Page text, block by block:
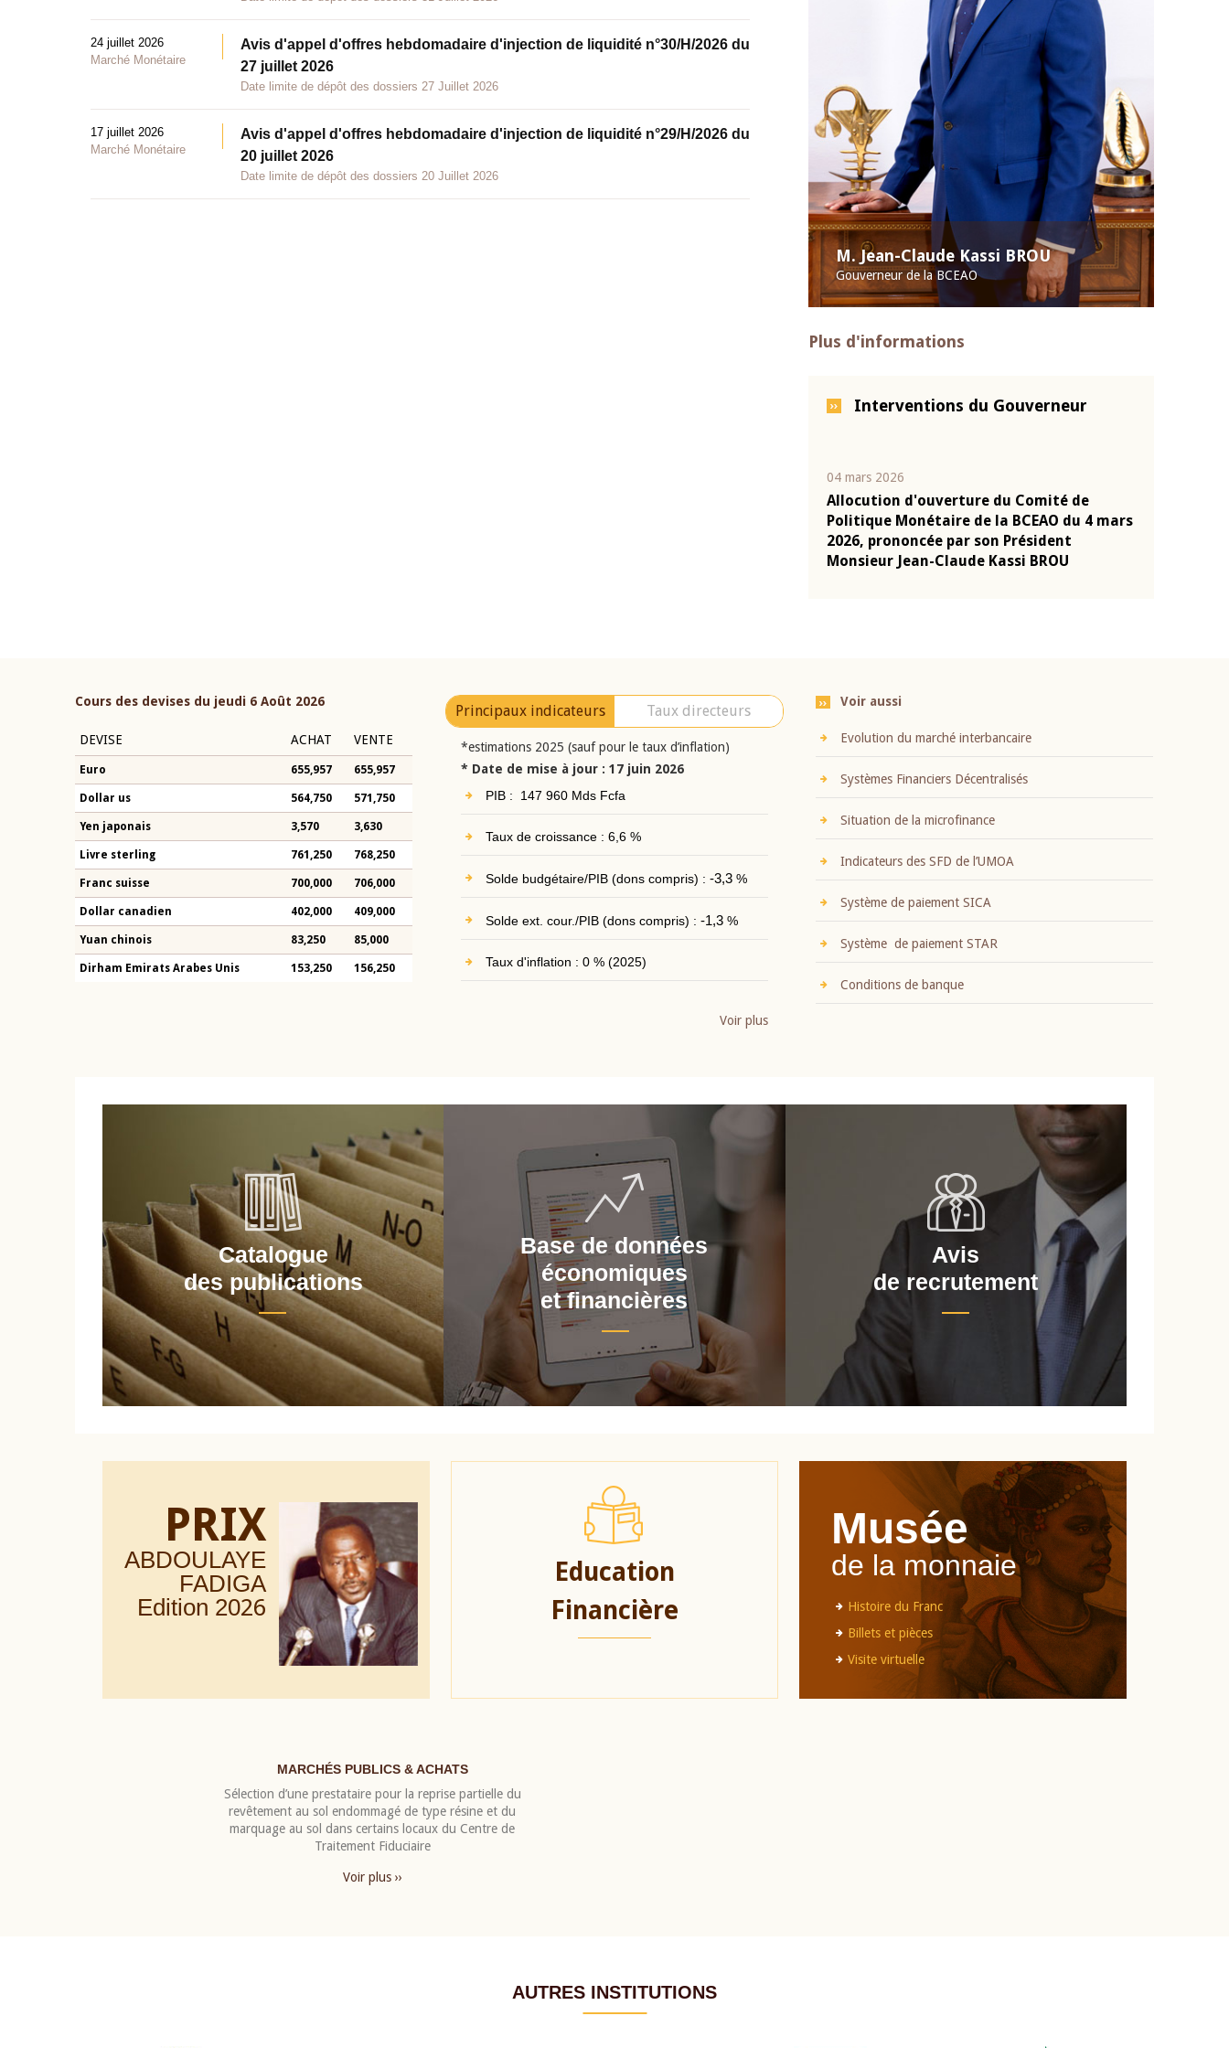
M. Jean-Claude Kassi BROU
Gouverneur de la BCEAO
Plus d'informations
Interventions du Gouverneur
04 mars 2026
Allocution d'ouverture du Comité de
Politique Monétaire de la BCEAO du 4 mars
2026, prononcée par son Président
Monsieur Jean-Claude Kassi BROU
24 juillet 2026
Marché Monétaire
Avis d'appel d'offres hebdomadaire d'injection de liquidité n°30/H/2026 du
27 juillet 2026
Date limite de dépôt des dossiers 27 Juillet 2026
17 juillet 2026
Marché Monétaire
Avis d'appel d'offres hebdomadaire d'injection de liquidité n°29/H/2026 du
20 juillet 2026
Date limite de dépôt des dossiers 20 Juillet 2026
Cours des devises du jeudi 6 Août 2026
DEVISE ACHAT VENTE
Euro 655,957 655,957
Dollar us 564,750 571,750
Yen japonais 3,570 3,630
Livre sterling 761,250 768,250
Franc suisse 700,000 706,000
Dollar canadien 402,000 409,000
Yuan chinois 83,250 85,000
Dirham Emirats Arabes Unis 153,250 156,250
Principaux indicateurs Taux directeurs
*estimations 2025 (sauf pour le taux d’inflation)
* Date de mise à jour : 17 juin 2026
PIB : 147 960 Mds Fcfa
Taux de croissance : 6,6 %
Solde budgétaire/PIB (dons compris) : -3,3%
Solde ext. cour./PIB (dons compris) : -1,3%
Taux d'inflation : 0 % (2025)
Voir plus
Voir aussi
Evolution du marché interbancaire
Systèmes Financiers Décentralisés
Situation de la microfinance
Indicateurs des SFD de l’UMOA
Système de paiement SICA
Système de paiement STAR
Conditions de banque
Catalogue
des publications
Base de données
économiques
et financières
Avis
de recrutement
PRIX
ABDOULAYE
FADIGA
Edition 2026
Education
Financière
Musée
de la monnaie
Histoire du Franc
Billets et pièces
Visite virtuelle
MARCHÉS PUBLICS & ACHATS
Sélection d’une prestataire pour la reprise partielle du
revêtement au sol endommagé de type résine et du
marquage au sol dans certains locaux du Centre de
Traitement Fiduciaire
Voir plus ››
AUTRES INSTITUTIONS